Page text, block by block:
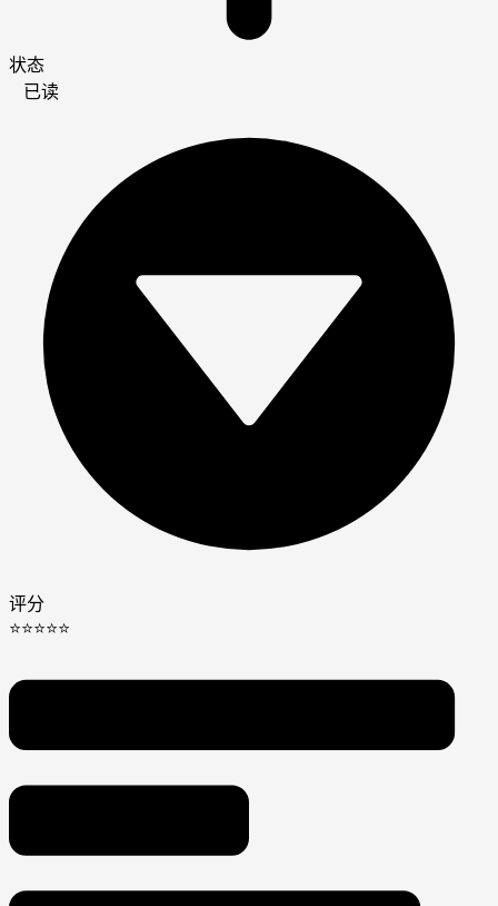
状态
已读
评分
⭐⭐⭐⭐⭐